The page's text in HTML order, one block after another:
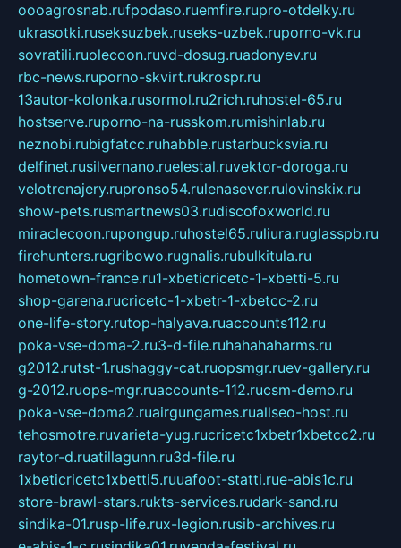
oooagrosnab.rufpodaso.ruemfire.rupro-otdelky.ru
ukrasotki.ruseksuzbek.ruseks-uzbek.ruporno-vk.ru
sovratili.ruolecoon.ruvd-dosug.ruadonyev.ru
rbc-news.ruporno-skvirt.rukrospr.ru
13autor-kolonka.rusormol.ru2rich.ruhostel-65.ru
hostserve.ruporno-na-russkom.rumishinlab.ru
neznobi.rubigfatcc.ruhabble.rustarbucksvia.ru
delfinet.rusilvernano.ruelestal.ruvektor-doroga.ru
velotrenajery.rupronso54.rulenasever.rulovinskix.ru
show-pets.rusmartnews03.rudiscofoxworld.ru
miraclecoon.rupongup.ruhostel65.ruliura.ruglasspb.ru
firehunters.rugribowo.rugnalis.rubulkitula.ru
hometown-france.ru1-xbeticricetc-1-xbetti-5.ru
shop-garena.rucricetc-1-xbetr-1-xbetcc-2.ru
one-life-story.rutop-halyava.ruaccounts112.ru
poka-vse-doma-2.ru3-d-file.ruhahahaharms.ru
g2012.rutst-1.rushaggy-cat.ruopsmgr.ruev-gallery.ru
g-2012.ruops-mgr.ruaccounts-112.rucsm-demo.ru
poka-vse-doma2.ruairgungames.ruallseo-host.ru
tehosmotre.ruvarieta-yug.rucricetc1xbetr1xbetcc2.ru
raytor-d.ruatillagunn.ru3d-file.ru
1xbeticricetc1xbetti5.ruuafoot-statti.rue-abis1c.ru
store-brawl-stars.rukts-services.rudark-sand.ru
sindika-01.rusp-life.rux-legion.rusib-archives.ru